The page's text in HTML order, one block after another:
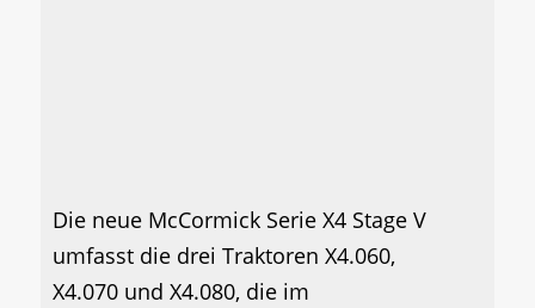
Die neue McCormick Serie X4 Stage V
umfasst die drei Traktoren X4.060,
X4.070 und X4.080, die im